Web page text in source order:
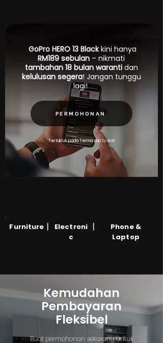
GoPro HERO 13 Blackkini hanya
RM189 sebulan – nikmati
tambahan 18 bulan warantidan
kelulusan segera! Jangan tunggu
lagi!
Tertakluk pada Terma dan Syarat
PERMOHONAN
Furniture |
Electroni
c
|
Phone &
Laptop
Kemudahan
Pembayaran
Fleksibel
Buat permohonan sekarang untuk